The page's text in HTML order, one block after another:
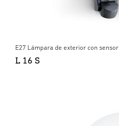
E27 Lámpara de exterior con sensor
L 16 S